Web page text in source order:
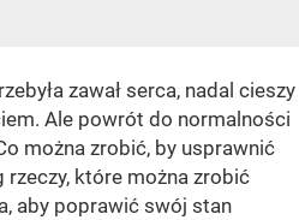
zawał serca, nadal cieszy
Ale powrót do normalności
można zrobić, by usprawnić
które można zrobić
aby poprawić swój stan